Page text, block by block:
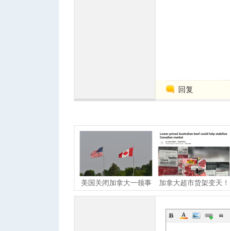
回复
美国关闭加拿大一领事
馆！曾是两国友谊象征
加拿大超市货架变天！
本地牛肉为何贵成这样